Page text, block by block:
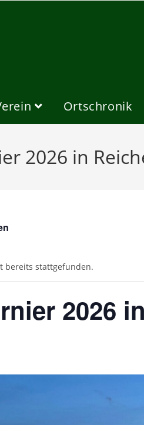
Ortschronik
2026 in
bereits stattgefunden.
2026